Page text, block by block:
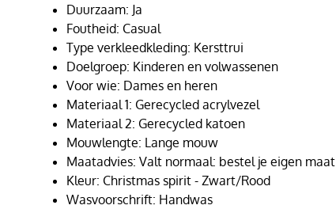
Duurzaam: Ja
Foutheid: Casual
Type verkleedkleding: Kersttrui
Doelgroep: Kinderen en volwassenen
Voor wie: Dames en heren
Materiaal 1: Gerecycled acrylvezel
Materiaal 2: Gerecycled katoen
Mouwlengte: Lange mouw
Maatadvies: Valt normaal: bestel je eigen maat
Kleur: Christmas spirit - Zwart/Rood
Wasvoorschrift: Handwas